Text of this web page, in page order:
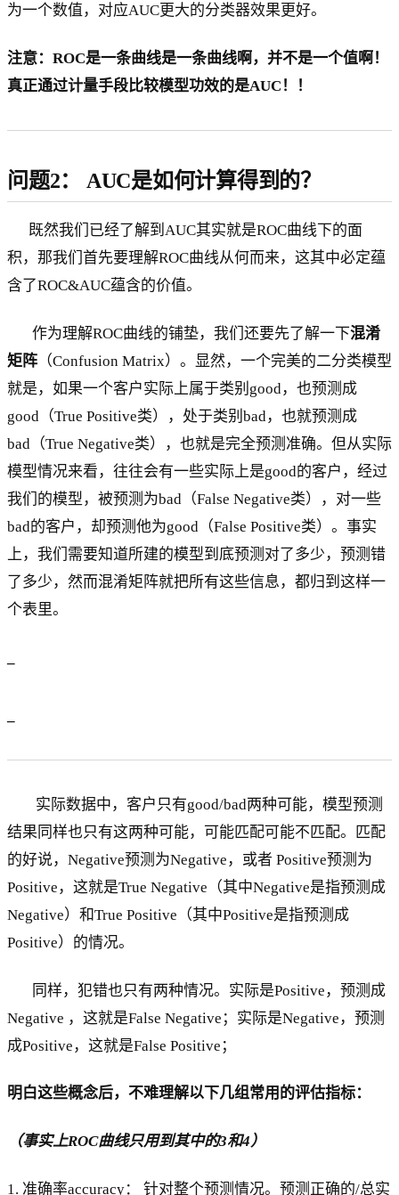
为一个数值，对应AUC更大的分类器效果更好。
注意：ROC是一条曲线是一条曲线啊，并不是一个值啊！
真正通过计量手段比较模型功效的是AUC！！
问题2： AUC是如何计算得到的？
既然我们已经了解到AUC其实就是ROC曲线下的面
积，那我们首先要理解ROC曲线从何而来，这其中必定蕴
含了ROC&AUC蕴含的价值。
作为理解ROC曲线的铺垫，我们还要先了解一下混淆
矩阵 （Confusion Matrix）。显然，一个完美的二分类模型
就是，如果一个客户实际上属于类别good，也预测成
good（True Positive类），处于类别bad，也就预测成
bad（True Negative类），也就是完全预测准确。但从实际
模型情况来看，往往会有一些实际上是good的客户，经过
我们的模型，被预测为bad（False Negative类），对一些
bad的客户，却预测他为good（False Positive类）。事实
上，我们需要知道所建的模型到底预测对了多少，预测错
了多少，然而混淆矩阵就把所有这些信息，都归到这样一
个表里。
实际数据中，客户只有good/bad两种可能，模型预测
结果同样也只有这两种可能，可能匹配可能不匹配。匹配
的好说，Negative预测为Negative，或者 Positive预测为
Positive，这就是True Negative（其中Negative是指预测成
Negative）和True Positive（其中Positive是指预测成
Positive）的情况。
同样，犯错也只有两种情况。实际是Positive，预测成
Negative ，这就是False Negative；实际是Negative，预测
成Positive，这就是False Positive；
明白这些概念后，不难理解以下几组常用的评估指标：
（事实上ROC曲线只用到其中的3和4）
1. 准确率accuracy： 针对整个预测情况。预测正确的/总实